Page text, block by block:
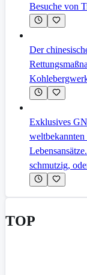
Besuche von
Der
Exklusives
schmutzig,
TOP